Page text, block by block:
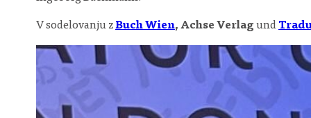
V sodelovanju zBuch Wien, Achse Verlag und